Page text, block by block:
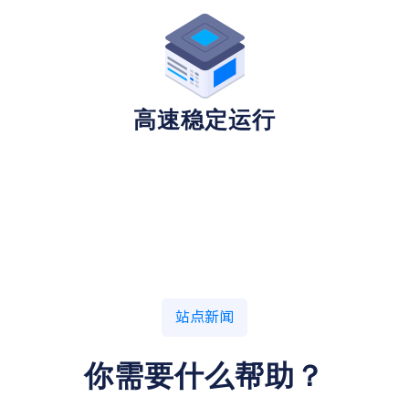
高速稳定运行
站点新闻
你需要什么帮助？